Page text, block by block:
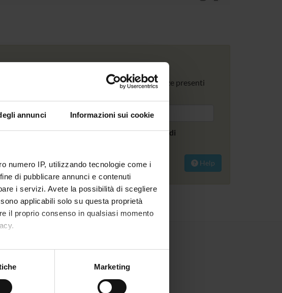
annunci Informazioni sui cookie
numero IP, utilizzando tecnologie come i
di pubblicare annunci e contenuti
i servizi. Avete la possibilità di scegliere
applicabili solo su questa proprietà
il proprio consenso in qualsiasi momento
di qualche metro,Marketing
i progetti di ricerca e le competenze presenti
Cerca nelle pagine del dipartimento di
Help